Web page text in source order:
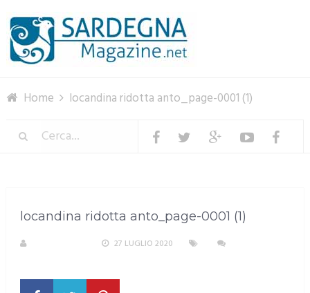
Home locandina ridotta anto_page-0001 (1)
locandina ridotta anto_page-0001 (1)
27 LUGLIO 2020